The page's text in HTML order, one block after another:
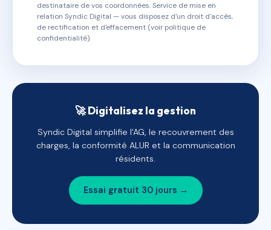
destinataire de vos coordonnées. Service de mise en
relation Syndic Digital — vous disposez d'un droit d'accès,
de rectification et d'effacement (voir politique de
confidentialité).
🚀 Digitalisez la gestion
Syndic Digital simplifie l'AG, le recouvrement des
charges, la conformité ALUR et la communication
résidents.
Essai gratuit 30 jours →